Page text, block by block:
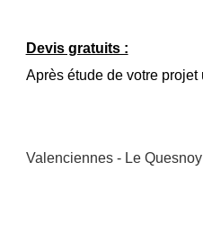
Devis gratuits :
Après étude de votre
Valenciennes - Le